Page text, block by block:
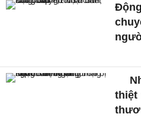
thiệt